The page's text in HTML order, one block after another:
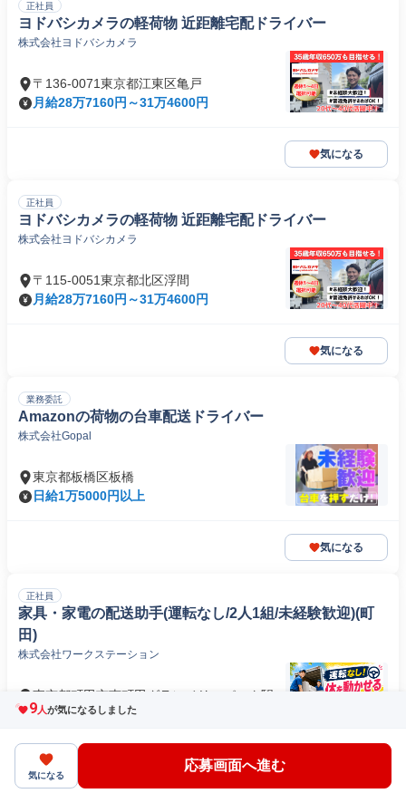
正社員
ヨドバシカメラの軽荷物 近距離宅配ドライバー
株式会社ヨドバシカメラ
〒136-0071東京都江東区亀戸
月給28万7160円～31万4600円
気になる
正社員
ヨドバシカメラの軽荷物 近距離宅配ドライバー
株式会社ヨドバシカメラ
〒115-0051東京都北区浮間
月給28万7160円～31万4600円
気になる
業務委託
Amazonの荷物の台車配送ドライバー
株式会社Gopal
東京都板橋区板橋
日給1万5000円以上
気になる
正社員
家具・家電の配送助手(運転なし/2人1組/未経験歓迎)(町
田)
株式会社ワークステーション
東京都町田市南町田グランベリーパーク駅
日給1万4000円以上
9人が気になるしました
気になる
応募画面へ進む